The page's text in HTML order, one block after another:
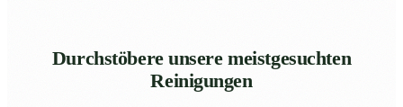
Durchstöbere unsere meistgesuchten
Reinigungen